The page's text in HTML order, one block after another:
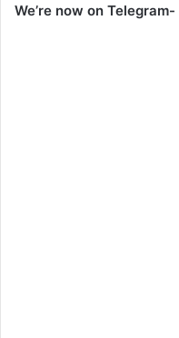
We’re now on Telegram-